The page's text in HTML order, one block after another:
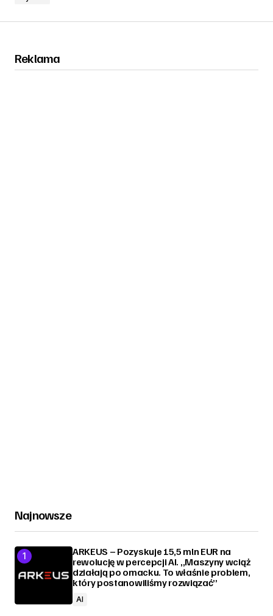
Reklama
Najnowsze
ARKEUS – Pozyskuje 15,5 mln EUR na
rewolucję w percepcji AI. „Maszyny wciąż
działają po omacku. To właśnie problem,
który postanowiliśmy rozwiązać”
AI